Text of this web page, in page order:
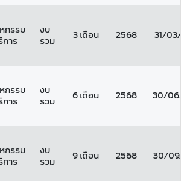
กรรม
การ
งบ
รวม
3 เดือน 2568 31/03/
กรรม
การ
งบ
รวม
6 เดือน 2568 30/06/
กรรม
การ
งบ
รวม
9 เดือน 2568 30/09/